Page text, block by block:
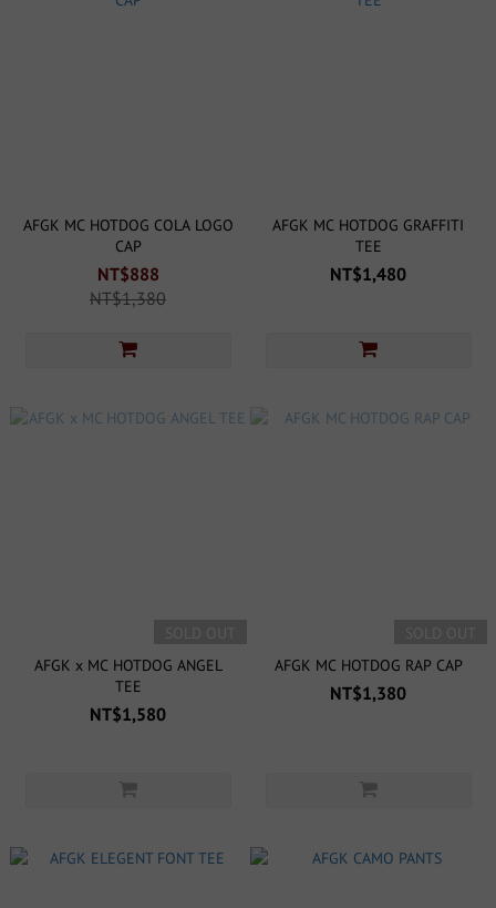
AFGK MC HOTDOG COLA LOGO
CAP
NT$888
NT$1,380
AFGK MC HOTDOG GRAFFITI
TEE
NT$1,480
AFGK x MC HOTDOG ANGEL
TEE
NT$1,580
AFGK MC HOTDOG RAP CAP
NT$1,380